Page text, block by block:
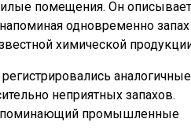
помещения. Он
одновременно запах
химической
аналогичные
неприятных запахов.
промышленные